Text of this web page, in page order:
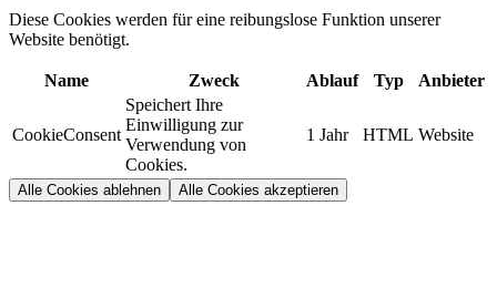
Diese Cookies werden für eine reibungslose Funktion unserer
Website benötigt.
Name Zweck Ablauf Typ Anbieter
CookieConsent
Speichert Ihre
Einwilligung zur
Verwendung von
Cookies.
1 Jahr HTML Website
Alle Cookies ablehnen Alle Cookies akzeptieren